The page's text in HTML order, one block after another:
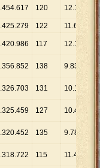
.454.617 120 12.122
.425.279 122 11.683
.420.986 117 12.145
.356.852 138 9.832
.326.703 131 10.128
.325.459 127 10.437
.320.452 135 9.781
.318.722 115 11.467